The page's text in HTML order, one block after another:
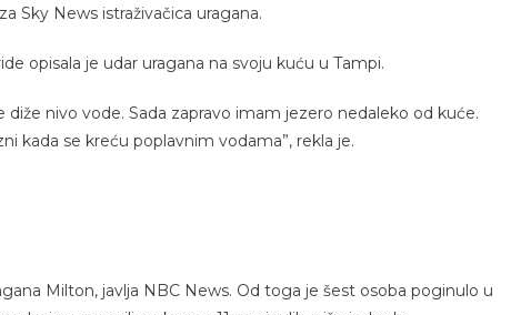
Sky News istraživačica uragana.
opisala je udar uragana na svoju kuću u Tampi.
nivo vode. Sada zapravo imam jezero nedaleko od kuće.
kada se kreću poplavnim vodama”, rekla je.
Milton, javlja NBC News. Od toga je šest osoba poginulo u